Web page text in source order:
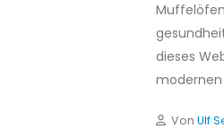
dieses
modernen
Von Ulf